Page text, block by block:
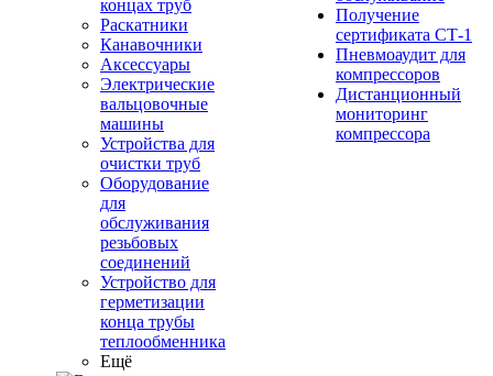
концах труб
Раскатники
Канавочники
Аксессуары
Электрические
вальцовочные
машины
Устройства для
очистки труб
Оборудование
для
обслуживания
резьбовых
соединений
Устройство для
герметизации
конца трубы
теплообменника
Ещё
Получение
сертификата СТ-1
Пневмоаудит для
компрессоров
Дистанционный
мониторинг
компрессора